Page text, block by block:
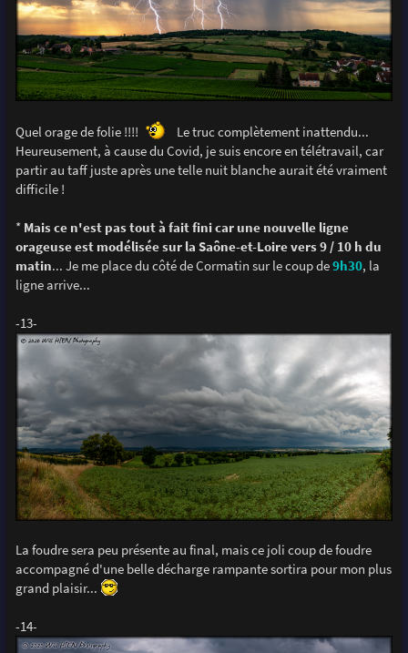
Quel orage de folie !!!!
Le truc complètement inattendu...
Heureusement, à cause du Covid, je suis encore en télétravail, car
partir au taff juste après une telle nuit blanche aurait été vraiment
difficile !
* Mais ce n'est pas tout à fait fini car une nouvelle ligne
orageuse est modélisée sur la Saône-et-Loire vers 9 / 10 h du
matin... Je me place du côté de Cormatin sur le coup de9h30, la
ligne arrive...
-13-
La foudre sera peu présente au final, mais ce joli coup de foudre
accompagné d'une belle décharge rampante sortira pour mon plus
grand plaisir...
-14-